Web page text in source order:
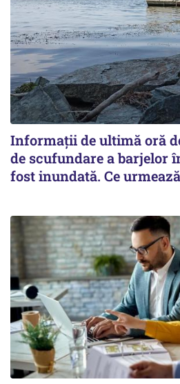
Informații de ultimă oră
de scufundare a barjelor
fost inundată. Ce